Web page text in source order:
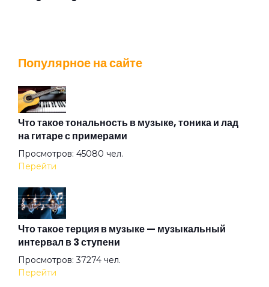
Алмазная душа
Амазонка
Ангел на свече
Ангел ясный
Популярное на сайте
Что такое тональность в музыке, тоника и лад
на гитаре с примерами
Просмотров: 45080 чел.
Перейти
Что такое терция в музыке — музыкальный
интервал в 3 ступени
Просмотров: 37274 чел.
Перейти